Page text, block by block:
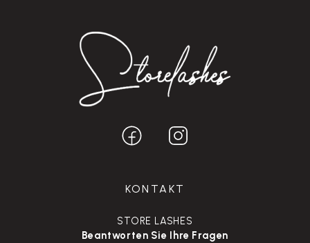
KONTAKT
STORE LASHES
Beantworten Sie Ihre Fragen